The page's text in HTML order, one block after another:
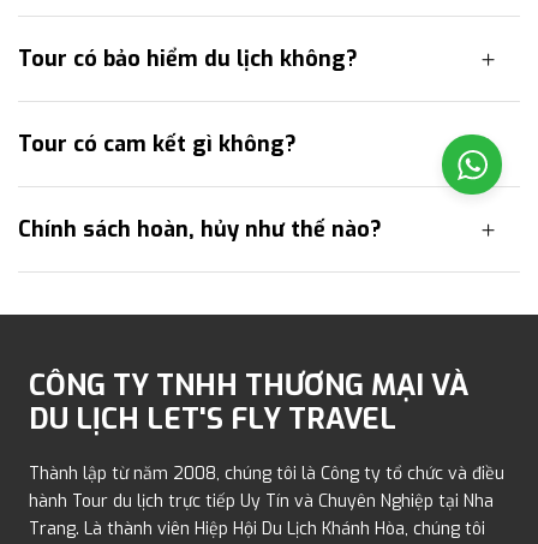
Tour có bảo hiểm du lịch không?
Tour có cam kết gì không?
Chính sách hoàn, hủy như thế nào?
CÔNG TY TNHH THƯƠNG MẠI VÀ
DU LỊCH LET'S FLY TRAVEL
Thành lập từ năm 2008, chúng tôi là Công ty tổ chức và điều
hành Tour du lịch trực tiếp Uy Tín và Chuyên Nghiệp tại Nha
Trang. Là thành viên Hiệp Hội Du Lịch Khánh Hòa, chúng tôi